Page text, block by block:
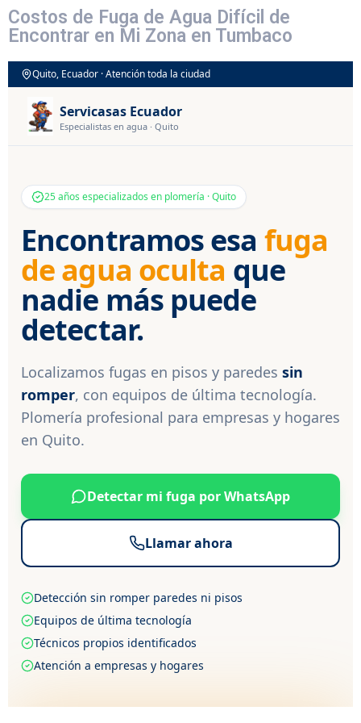
Costos de Fuga de Agua Difícil de
Encontrar en Mi Zona en Tumbaco